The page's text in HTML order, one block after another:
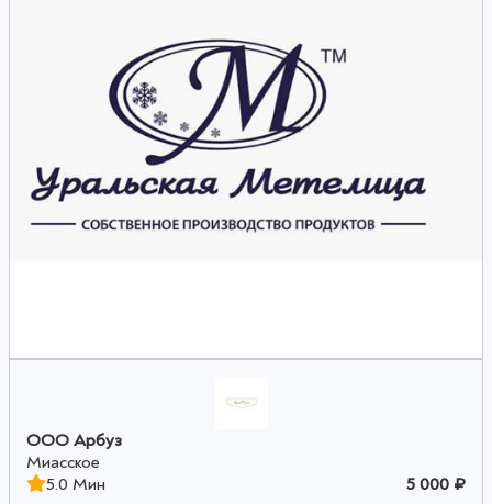
ООО Арбуз
Миасское
5.0 Мин
5 000 ₽